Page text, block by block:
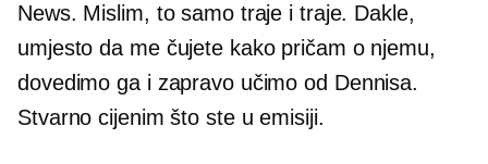
News. Mislim, to samo traje i traje. Dakle,
umjesto da me čujete kako pričam o njemu,
dovedimo ga i zapravo učimo od Dennisa.
Stvarno cijenim što ste u emisiji.